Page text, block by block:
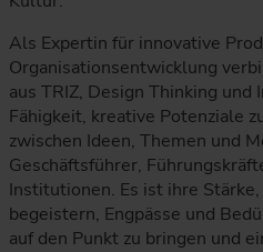
Als Expertin für innovative
Organisationsentwicklung
aus TRIZ, Design Thinking
Fähigkeit, kreative Potenziale
zwischen Ideen, Themen und
Geschäfts­führer,
Institutionen. Es ist ihre
begeistern, Engpässe und
auf den Punkt zu bringen und